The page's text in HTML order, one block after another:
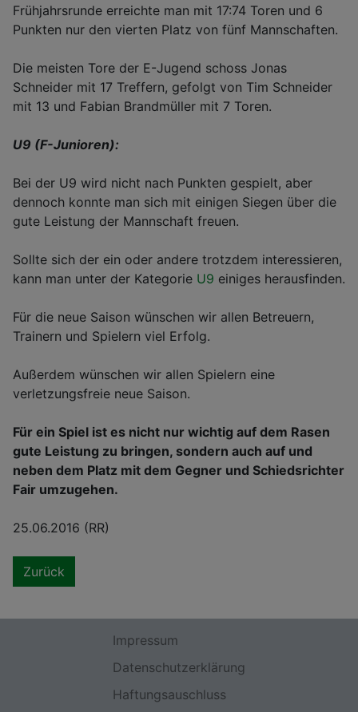
Frühjahrsrunde erreichte man mit 17:74 Toren und 6
Punkten nur den vierten Platz von fünf Mannschaften.
Die meisten Tore der E-Jugend schoss Jonas
Schneider mit 17 Treffern, gefolgt von Tim Schneider
mit 13 und Fabian Brandmüller mit 7 Toren.
U9 (F-Junioren):
Bei der U9 wird nicht nach Punkten gespielt, aber
dennoch konnte man sich mit einigen Siegen über die
gute Leistung der Mannschaft freuen.
Sollte sich der ein oder andere trotzdem interessieren,
kann man unter der Kategorie U9 einiges herausfinden.
Für die neue Saison wünschen wir allen Betreuern,
Trainern und Spielern viel Erfolg.
Außerdem wünschen wir allen Spielern eine
verletzungsfreie neue Saison.
Für ein Spiel ist es nicht nur wichtig auf dem Rasen
gute Leistung zu bringen, sondern auch auf und
neben dem Platz mit dem Gegner und Schiedsrichter
Fair umzugehen.
25.06.2016 (RR)
Zurück
Impressum
Datenschutzerklärung
Haftungsauschluss